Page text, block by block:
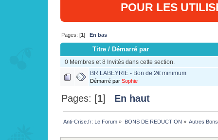
POUR LES
Pages: [1]En bas
Titre /Démarré par
0 Membres et 8 Invités dans cette section.
BR LABEYRIE - Bon de 2€ minimum
Démarré par Sophie
Pages: [1] En haut
Anti-Crise.fr: Le Forum » BONS DE REDUCTION » Autres